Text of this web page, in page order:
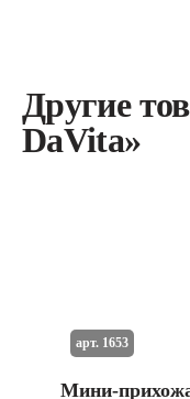
Другие
DaVita»
Мини-
арт. 1653